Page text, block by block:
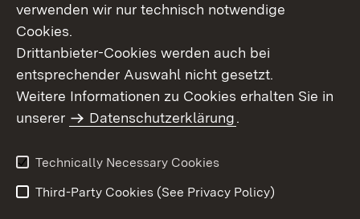
Site Map
Contact Us
Imprint
Data Protection
Accessibility
verwenden wir nur technisch notwendige
Cookies.
Drittanbieter-Cookies werden auch bei
entsprechender Auswahl nicht gesetzt.
Weitere Informationen zu Cookies erhalten Sie in
unserer
Datenschutzerklärung.
Technically Necessary Cookies
Third-Party Cookies (See Privacy Policy)